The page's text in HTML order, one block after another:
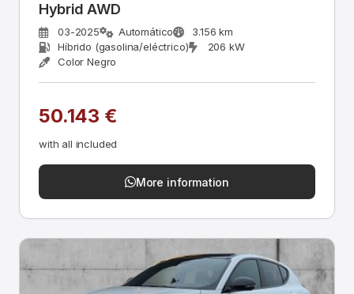
Hybrid AWD
03-2025 Automático
3.156 km
Híbrido (gasolina/eléctrico)
206 kW
Color Negro
50.143 €
with all included
More information